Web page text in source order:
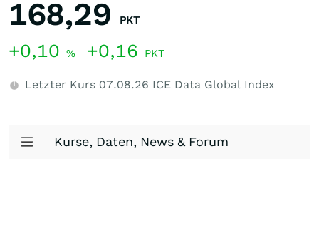
168,29 PKT
+0,10 % +0,16 PKT
Letzter Kurs 07.08.26 ICE Data Global Index
Kurse, Daten, News & Forum